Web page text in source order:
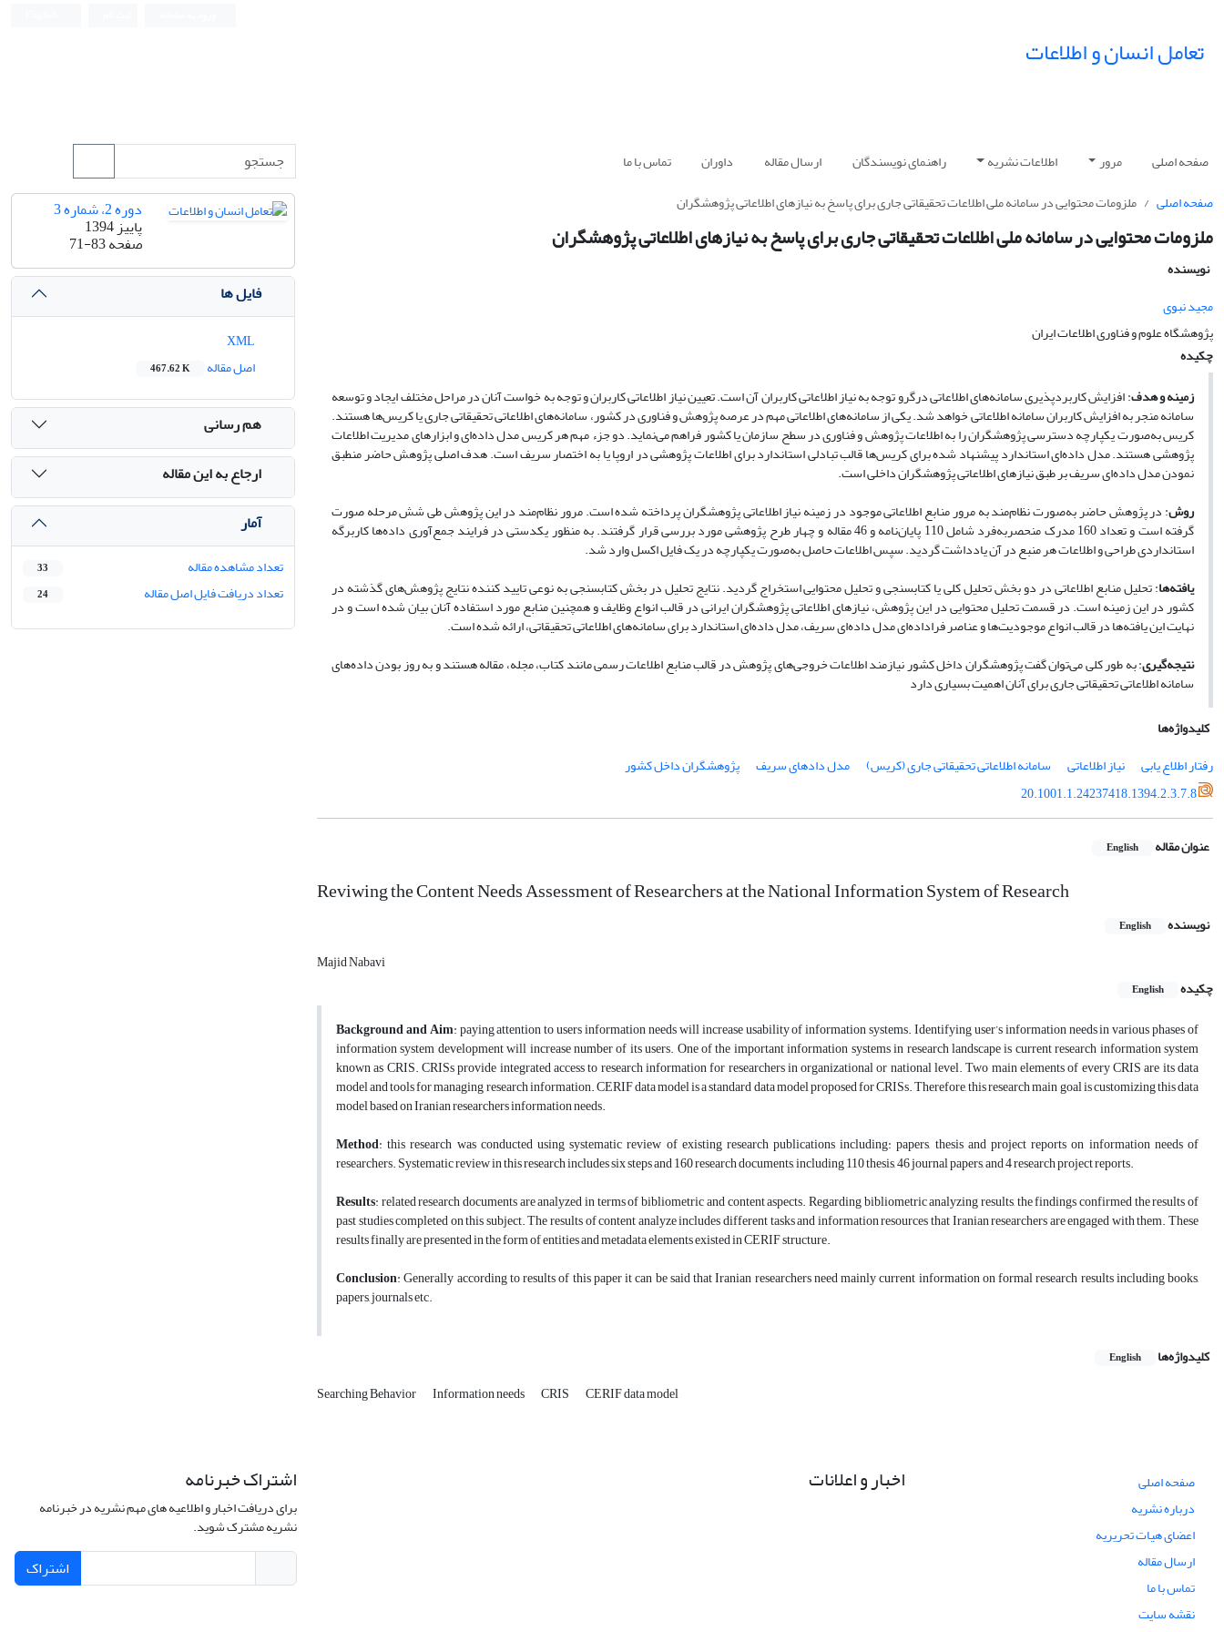
تعامل انسان و اطلاعات
صفحه اصلی مرور اطلاعات نشریه راهنمای نویسندگان ارسال مقاله داوران
تماس با ما
صفحه اصلی
ملزومات محتوایی در سامانه ملی اطلاعات تحقیقاتی جاری برای پاسخ به نیازهای اطلاعاتی پژوهشگران
ملزومات محتوایی در سامانه ملی اطلاعات تحقیقاتی جاری برای پاسخ به نیازهای اطلاعاتی پژوهشگران
نویسنده
مجید نبوی
پژوهشگاه علوم و فناوری اطلاعات ایران
چکیده
زمینه و هدف: افزایش کاربردپذیری سامانه‌های اطلاعاتی درگرو توجه به نیاز اطلاعاتی کاربران آن است. تعیین نیاز اطلاعاتی کاربران و توجه به خواست آنان در مراحل مختلف ایجاد و توسعه
سامانه منجر به افزایش کاربران سامانه اطلاعاتی خواهد شد. یکی از سامانه‌های اطلاعاتی مهم در عرصه پژوهش و فناوری در کشور، سامانه‌های اطلاعاتی تحقیقاتی جاری یا کریسها هستند.
کریس به‌صورت یکپارچه دسترسی پژوهشگران را به اطلاعات پژوهش و فناوری در سطح سازمان یا کشور فراهم می‌نماید. دو جزء مهم هر کریس مدل دادهای و ابزارهای مدیریت اطلاعات
پژوهشی هستند. مدل دادهای استاندارد پیشنهاد شده برای کریسها قالب تبادلی استاندارد برای اطلاعات پژوهشی در اروپا یا به اختصار سریف است. هدف اصلی پژوهش حاضر منطبق
نمودن مدل دادهای سریف بر طبق نیازهای اطلاعاتی پژوهشگران داخلی است.
روش: در پژوهش حاضر به‌صورت نظام‌مند به مرور منابع اطلاعاتی موجود در زمینه نیاز اطلاعاتی پژوهشگران پرداخته شده است. مرور نظاممند در این پژوهش طی شش مرحله صورت
گرفته است و تعداد 160 مدرک منحصربه‌فرد شامل 110 پایان نامه و 46 مقاله و چهار طرح پژوهشی مورد بررسی قرار گرفتند. به منظور یکدستی در فرایند جمع‌آوری داده‌ها کاربرگه
استانداردی طراحی و اطلاعات هر منبع در آن یادداشت گردید. سپس اطلاعات حاصل به‌صورت یکپارچه در یک فایل اکسل وارد شد.
یافته‌ها: تحلیل منابع اطلاعاتی در دو بخش تحلیل کلی یا کتابسنجی و تحلیل محتوایی استخراج گردید. نتایج تحلیل در بخش کتابسنجی به نوعی تایید کننده نتایج پژوهشهای گذشته در
کشور در این زمینه است. در قسمت تحلیل محتوایی در این پژوهش، نیازهای اطلاعاتی پژوهشگران ایرانی در قالب انواع وظایف و همچنین منابع مورد استفاده آنان بیان شده است و در
نهایت این یافتهها در قالب انواع موجودیت‌ها و عناصر فراداده‌ای مدل داده‌ای سریف، مدل داده‌ای استاندارد برای سامانه‌های اطلاعاتی تحقیقاتی، ارائه شده است.
نتیجه‌گیری: به طور کلی می‌توان گفت پژوهشگران داخل کشور نیازمند اطلاعات خروجی‌های پژوهش در قالب منابع اطلاعات رسمی مانند کتاب، مجله، مقاله هستند و به روز بودن داده‌های
سامانه اطلاعاتی تحقیقاتی جاری برای آنان اهمیت بسیاری دارد
کلیدواژه‌ها
رفتار اطلاع یابی
نیاز اطلاعاتی سامانه اطلاعاتی تحقیقاتی جاری (کریس) مدل دادهای سریف
پژوهشگران داخل کشور
20.1001.1.24237418.1394.2.3.7.8
عنوان مقاله English
Reviwing the Content Needs Assessment of Researchers at the National Information System of Research
نویسنده English
Majid Nabavi
چکیده
English
Background and Aim: paying attention to users information needs will increase usability of information systems. Identifying user’s information needs in various phases of
information system development will increase number of its users. One of the important information systems in research landscape is current research information system
known as CRIS. CRISs provide integrated access to research information for researchers in organizational or national level. Two main elements of every CRIS are its data
model and tools for managing research information. CERIF data model is a standard data model proposed for CRISs. Therefore, this research main goal is customizing this data
model based on Iranian researchers information needs.
Method: this research was conducted using systematic review of existing research publications including: papers, thesis and project reports on information needs of
researchers. Systematic review in this research includes six steps and 160 research documents, including 110 thesis, 46 journal papers, and 4 research project reports.
Results: related research documents are analyzed in terms of bibliometric and content aspects. Regarding bibliometric analyzing results, the findings confirmed the results of
past studies completed on this subject. The results of content analyze includes different tasks and information resources that Iranian researchers are engaged with them. These
results finally are presented in the form of entities and metadata elements existed in CERIF structure.
Conclusion: Generally according to results of this paper it can be said that Iranian researchers need mainly current information on formal research results including books,
papers, journals etc.
کلیدواژه‌ها English
Searching Behavior Information needs CRIS CERIF data model
دوره 2، شماره 3
پاییز 1394
صفحه71-83
فایل ها
اصل مقاله
467.62 K
هم رسانی
ارجاع به این مقاله
آمار
تعداد مشاهده مقاله 33
تعداد دریافت فایل اصل مقاله 24
صفحه اصلی
درباره نشریه
اعضای هیات تحریریه
ارسال مقاله
تماس با ما
نقشه سایت
اخبار و اعلانات اشتراک خبرنامه
برای دریافت اخبار و اطلاعیه های مهم نشریه در خبرنامه
نشریه مشترک شوید.
اشتراک